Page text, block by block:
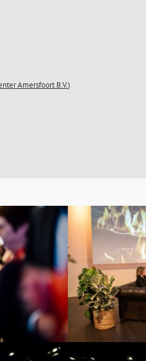
Amersfoort B.V.)